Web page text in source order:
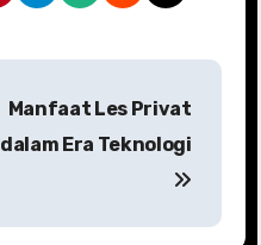
Manfaat Les Privat
dalam Era Teknologi